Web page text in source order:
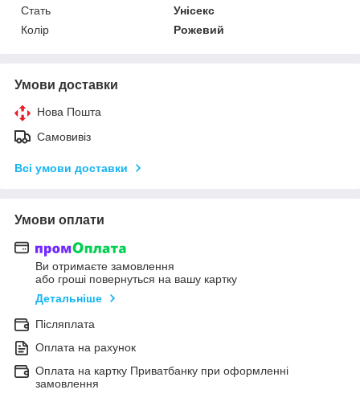
Стать
Унісекс
Колір
Рожевий
Умови доставки
Нова Пошта
Самовивіз
Всі умови доставки
Умови оплати
Ви отримаєте замовлення
або гроші повернуться на вашу картку
Детальніше
Післяплата
Оплата на рахунок
Оплата на картку Приватбанку при оформленні
замовлення